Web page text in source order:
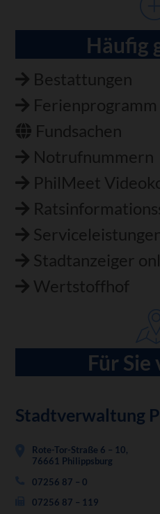
Häufig
Bestattungen
Ferienprogramm
Fundsachen
Notrufnummern
PhilMeet
Stadtanzeiger
Wertstoffhof
Für
Stadtverwaltung
Rote-Tor-Straße 6 – 10,
76661 Philippsburg
07256 87 – 0
07256 87 – 119